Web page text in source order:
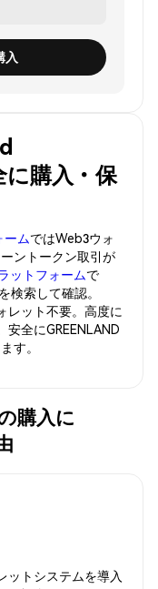
入
に購入・保
ームではWeb3ウォ
ントークン取引が
ットフォームで
検索して確認。
レット不要。高度に
全にGREENLAND
す。
購入に
ットシステムを導入